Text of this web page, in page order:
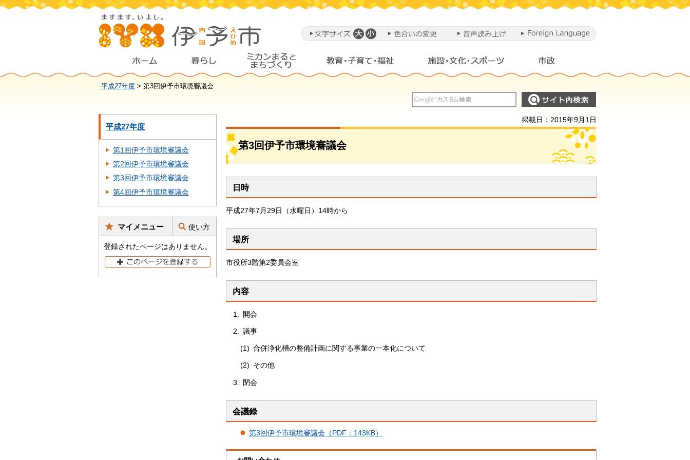
平成27年度 > 第3回伊予市環境審議会
平成27年度
第1回伊予市環境審議会
第2回伊予市環境審議会
第3回伊予市環境審議会
第4回伊予市環境審議会
マイメニュー 使い方
登録されたページはありません。
掲載日：2015年9月1日
第3回伊予市環境審議会
日時
平成27年7月29日（水曜日）14時から
場所
市役所3階第2委員会室
内容
1. 開会
2. 議事
(1) 合併浄化槽の整備計画に関する事業の一本化について
(2) その他
3. 閉会
会議録
第3回伊予市環境審議会（PDF：143KB）